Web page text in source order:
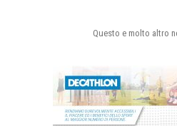
Questo e molto altro